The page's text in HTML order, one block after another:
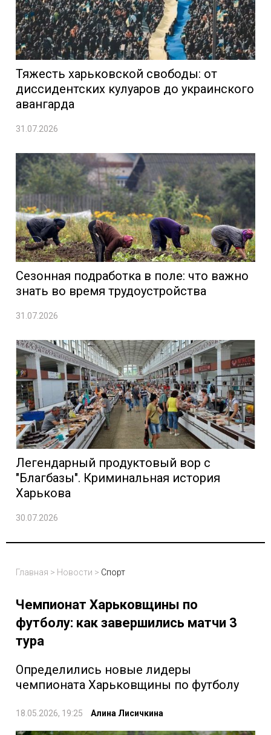
Тяжесть харьковской свободы: от
диссидентских кулуаров до украинского
авангарда
31.07.2026
Сезонная подработка в поле: что важно
знать во время трудоустройства
31.07.2026
Легендарный продуктовый вор с
"Благбазы". Криминальная история
Харькова
30.07.2026
Главная > Новости > Спорт
Чемпионат Харьковщины по
футболу: как завершились матчи 3
тура
Определились новые лидеры
чемпионата Харьковщины по футболу
18.05.2026, 19:25 Алина Лисичкина